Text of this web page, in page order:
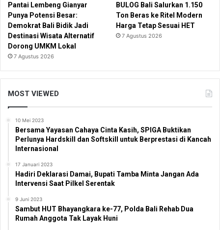
Pantai Lembeng Gianyar
Punya Potensi Besar:
Demokrat Bali Bidik Jadi
Destinasi Wisata Alternatif
Dorong UMKM Lokal
7 Agustus 2026
BULOG Bali Salurkan 1.150
Ton Beras ke Ritel Modern
Harga Tetap Sesuai HET
7 Agustus 2026
MOST VIEWED
10 Mei 2023
Bersama Yayasan Cahaya Cinta Kasih, SPIGA Buktikan
Perlunya Hardskill dan Softskill untuk Berprestasi di Kancah
Internasional
17 Januari 2023
Hadiri Deklarasi Damai, Bupati Tamba Minta Jangan Ada
Intervensi Saat Pilkel Serentak
9 Juni 2023
Sambut HUT Bhayangkara ke-77, Polda Bali Rehab Dua
Rumah Anggota Tak Layak Huni